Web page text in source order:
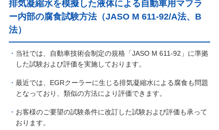
排気凝縮水を模擬した液体による自動車用マフラ
ー内部の腐食試験方法（JASO M 611-92/A法、B
法）
当社では、自動車技術会制定の規格「JASO M 611-92」に準拠
した試験および評価を実施しております。
最近では、EGRクーラーに生じる排気凝縮水による腐食も問題
となっており、類似の方法により評価できます。
お客様のご要望の試験条件に改訂した試験および評価も承って
おります。